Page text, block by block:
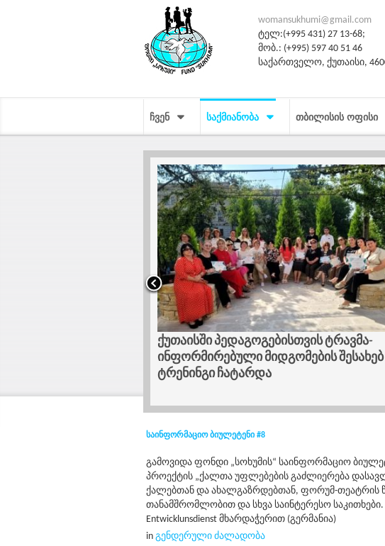
womansukhumi@gmail.com
ტელ:(+995 431) 27 13-68;
მობ.: (+995) 597 40 51 46
საქართველო, ქუთაისი,
ᲩᲕᲔᲜ ᲡᲐᲥᲛᲘᲐᲜᲝᲑᲐ ᲗᲑᲘᲚᲘᲡᲘᲡ ᲝᲤᲘᲡᲘ
კოპიტნარში ჭრა-კერვის საბაზისო
დასრულდა
საინფორმაციო ბიულეტენი #8
გამოვიდა ფონდი „სოხუმის“ საინფორმაციო
პროექტის „ქალთა უფლებების გაძლიერება
ქალებთან და ახალგაზრდებთან, ფორუმ-
თანამშრომლობით და სხვა საინტერესო
Entwicklunsdienst მხარდაჭერით (გერმანია)
in გენდერული ძალადობა